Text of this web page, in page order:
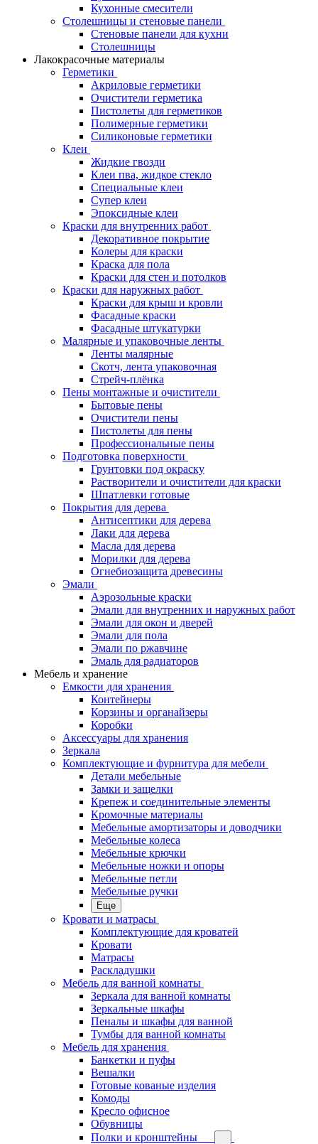
Кухонные смесители
Столешницы и стеновые панели
Стеновые панели для кухни
Столешницы
Лакокрасочные материалы
Герметики
Акриловые герметики
Очистители герметика
Пистолеты для герметиков
Полимерные герметики
Силиконовые герметики
Клеи
Жидкие гвозди
Клеи пва, жидкое стекло
Специальные клеи
Супер клеи
Эпоксидные клеи
Краски для внутренних работ
Декоративное покрытие
Колеры для краски
Краска для пола
Краски для стен и потолков
Краски для наружных работ
Краски для крыш и кровли
Фасадные краски
Фасадные штукатурки
Малярные и упаковочные ленты
Ленты малярные
Скотч, лента упаковочная
Стрейч-плёнка
Пены монтажные и очистители
Бытовые пены
Очистители пены
Пистолеты для пены
Профессиональные пены
Подготовка поверхности
Грунтовки под окраску
Растворители и очистители для краски
Шпатлевки готовые
Покрытия для дерева
Антисептики для дерева
Лаки для дерева
Масла для дерева
Морилки для дерева
Огнебиозащита древесины
Эмали
Аэрозольные краски
Эмали для внутренних и наружных работ
Эмали для окон и дверей
Эмали для пола
Эмали по ржавчине
Эмаль для радиаторов
Мебель и хранение
Емкости для хранения
Контейнеры
Корзины и органайзеры
Коробки
Аксессуары для хранения
Зеркала
Комплектующие и фурнитура для мебели
Детали мебельные
Замки и защелки
Крепеж и соединительные элементы
Кромочные материалы
Мебельные амортизаторы и доводчики
Мебельные колеса
Мебельные крючки
Мебельные ножки и опоры
Мебельные петли
Мебельные ручки
Еще
Кровати и матрасы
Комплектующие для кроватей
Кровати
Матрасы
Раскладушки
Мебель для ванной комнаты
Зеркала для ванной комнаты
Зеркальные шкафы
Пеналы и шкафы для ванной
Тумбы для ванной комнаты
Мебель для хранения
Банкетки и пуфы
Вешалки
Готовые кованые изделия
Комоды
Кресло офисное
Обувницы
Полки и кронштейны